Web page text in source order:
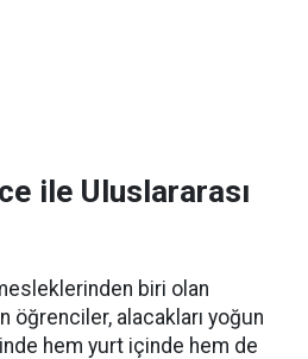
ile Uluslararası
biri olan
öğrenciler, alacakları yoğun
hem yurt içinde hem de